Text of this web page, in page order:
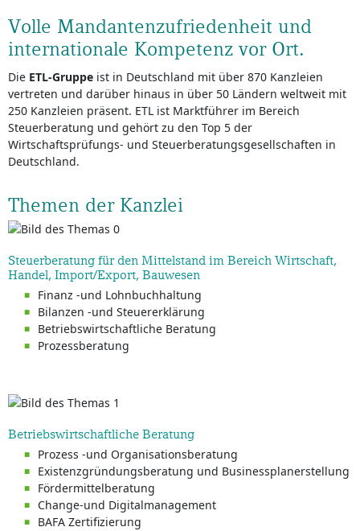
Volle Mandantenzufriedenheit und
internationale Kompetenz vor Ort.
Die ETL-Gruppe ist in Deutschland mit über 870 Kanzleien
vertreten und darüber hinaus in über 50 Ländern weltweit mit
250 Kanzleien präsent. ETL ist Marktführer im Bereich
Steuerberatung und gehört zu den Top 5 der
Wirtschaftsprüfungs- und Steuerberatungsgesellschaften in
Deutschland.
Themen der Kanzlei
Steuerberatung für den Mittelstand im Bereich Wirtschaft,
Handel, Import/Export, Bauwesen
Finanz -und Lohnbuchhaltung
Bilanzen -und Steuererklärung
Betriebswirtschaftliche Beratung
Prozessberatung
Betriebswirtschaftliche Beratung
Prozess -und Organisationsberatung
Existenzgründungsberatung und Businessplanerstellung
Fördermittelberatung
Change-und Digitalmanagement
BAFA Zertifizierung